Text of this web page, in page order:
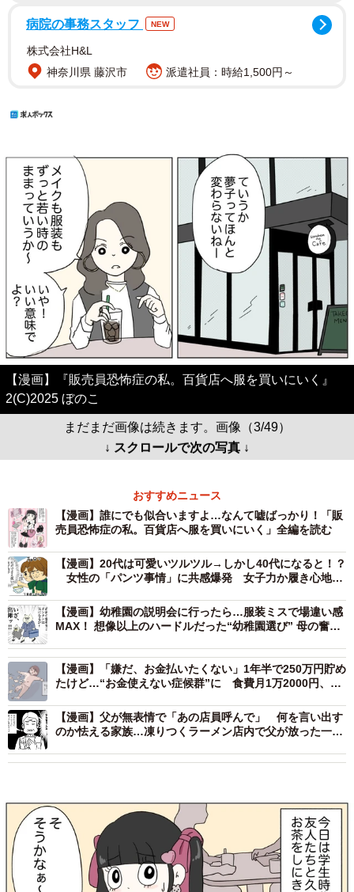
病院の事務スタッフ NEW
株式会社H&L
神奈川県 藤沢市
派遣社員：時給1,500円～
【漫画】『販売員恐怖症の私。百貨店へ服を買いにいく』
2(C)2025 ぼのこ
まだまだ画像は続きます。画像（3/49）
↓ スクロールで次の写真 ↓
おすすめニュース
【漫画】誰にでも似合いますよ…なんて嘘ばっかり！「販
売員恐怖症の私。百貨店へ服を買いにいく」全編を読む
【漫画】20代は可愛いツルツル→しかし40代になると！？
女性の「パンツ事情」に共感爆発 女子力か履き心地
【漫画】幼稚園の説明会に行ったら…服装ミスで場違い感
MAX！ 想像以上のハードルだった“幼稚園選び” 母の奮闘
【漫画】「嫌だ、お金払いたくない」1年半で250万円貯め
たけど…“お金使えない症候群”に 食費月1万2000円、心
【漫画】父が無表情で「あの店員呼んで」 何を言い出す
のか怯える家族…凍りつくラーメン店内で父が放った一言